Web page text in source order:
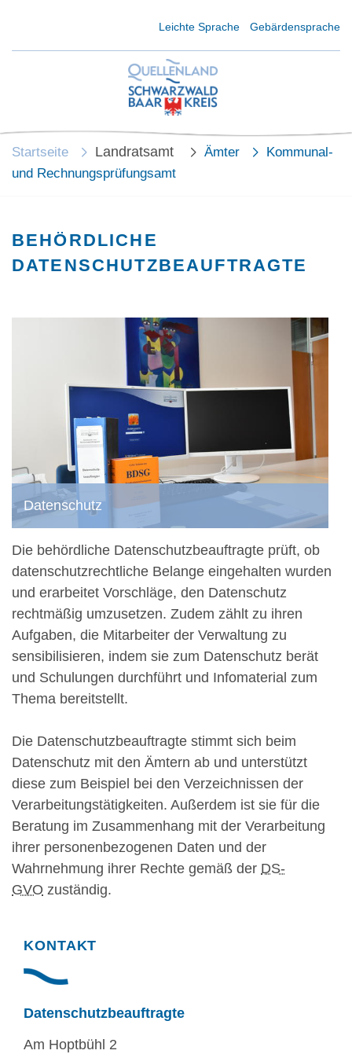
Leichte Sprache Gebärdensprache
Startseite Landratsamt Ämter
Kommunal-
und Rechnungsprüfungsamt
BEHÖRDLICHE
DATENSCHUTZBEAUFTRAGTE
Datenschutz
Die behördliche Datenschutzbeauftragte prüft, ob
datenschutzrechtliche Belange eingehalten wurden
und erarbeitet Vorschläge, den Datenschutz
rechtmäßig umzusetzen. Zudem zählt zu ihren
Aufgaben, die Mitarbeiter der Verwaltung zu
sensibilisieren, indem sie zum Datenschutz berät
und Schulungen durchführt und Infomaterial zum
Thema bereitstellt.
Die Datenschutzbeauftragte stimmt sich beim
Datenschutz mit den Ämtern ab und unterstützt
diese zum Beispiel bei den Verzeichnissen der
Verarbeitungstätigkeiten. Außerdem ist sie für die
Beratung im Zusammenhang mit der Verarbeitung
ihrer personenbezogenen Daten und der
Wahrnehmung ihrer Rechte gemäß der DS-
GVO zuständig.
KONTAKT
Datenschutzbeauftragte
Am Hoptbühl 2